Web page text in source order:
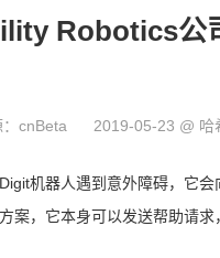
Robotics公
：cnBeta 2019-05-23 @ 哈
Digit机器人遇到意外障碍，它
案，它本身可以发送帮助请求